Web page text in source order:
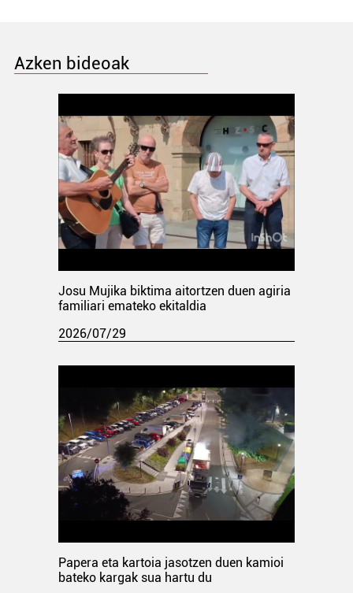
Azken bideoak
Josu Mujika biktima aitortzen duen agiria
familiari emateko ekitaldia
2026/07/29
Papera eta kartoia jasotzen duen kamioi
bateko kargak sua hartu du